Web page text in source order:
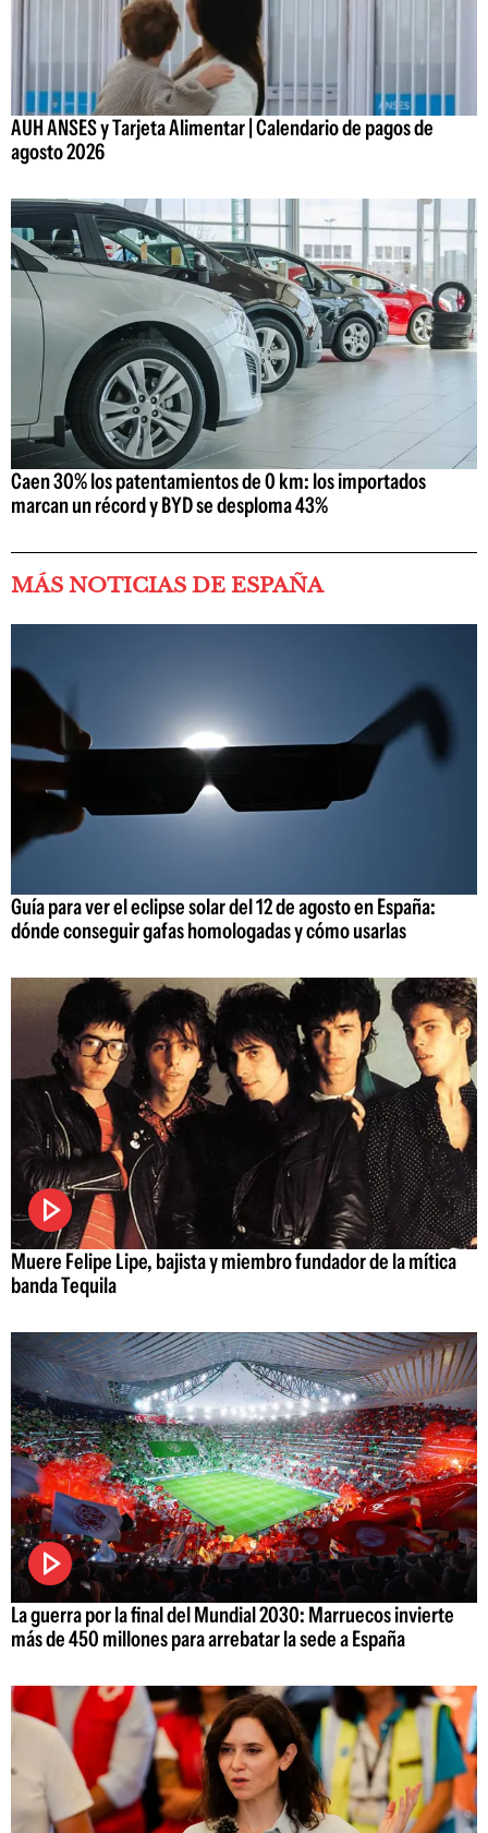
AUH ANSES y Tarjeta Alimentar | Calendario de pagos de
agosto 2026
Caen 30% los patentamientos de 0 km: los importados
marcan un récord y BYD se desploma 43%
MÁS NOTICIAS DE ESPAÑA
Guía para ver el eclipse solar del 12 de agosto en España:
dónde conseguir gafas homologadas y cómo usarlas
Muere Felipe Lipe, bajista y miembro fundador de la mítica
banda Tequila
La guerra por la final del Mundial 2030: Marruecos invierte
más de 450 millones para arrebatar la sede a España